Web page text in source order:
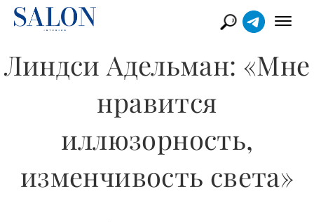
Линдси Адельман: «Мне
нравится
иллюзорность,
изменчивость света»